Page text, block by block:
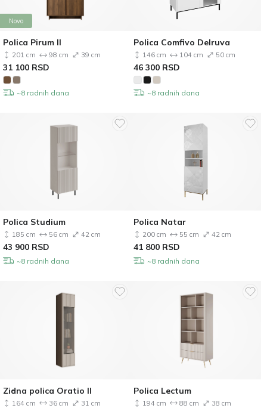
Novo
Polica Pirum II
201 cm 98 cm 39 cm
31 100 RSD
~8 radnih dana
Polica Comfivo Delruva
146 cm 104 cm 50 cm
46 300 RSD
~8 radnih dana
Polica Studium
185 cm 56 cm 42 cm
43 900 RSD
~8 radnih dana
Polica Natar
200 cm 55 cm 42 cm
41 800 RSD
~8 radnih dana
Zidna polica Oratio II
164 cm 36 cm 31 cm
Polica Lectum
194 cm 88 cm 38 cm